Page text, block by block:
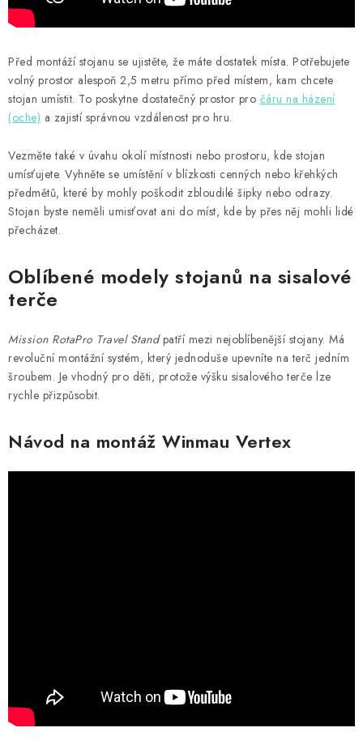
Před montáží stojanu se ujistěte, že máte dostatek místa. Potřebujete
volný prostor alespoň 2,5 metru přímo před místem, kam chcete
stojan umístit. To poskytne dostatečný prostor pro čáru na házení
(oche) a zajistí správnou vzdálenost pro hru.
Vezměte také v úvahu okolí místnosti nebo prostoru, kde stojan
umísťujete. Vyhněte se umístění v blízkosti cenných nebo křehkých
předmětů, které by mohly poškodit zbloudilé šipky nebo odrazy.
Stojan byste neměli umisťovat ani do míst, kde by přes něj mohli lidé
přecházet.
Oblíbené modely stojanů na sisalové
terče
Mission RotaPro Travel Standpatří mezi nejoblíbenější stojany. Má
revoluční montážní systém, který jednoduše upevníte na terč jedním
šroubem. Je vhodný pro děti, protože výšku sisalového terče lze
rychle přizpůsobit.
Návod na montáž Winmau Vertex